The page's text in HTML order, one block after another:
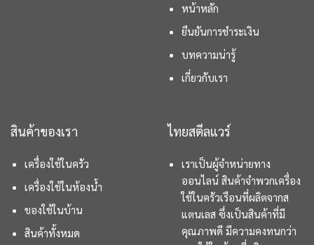
หน้าหลัก
ยืนยันการชำระเงิน
บทความน่ารู้
เกี่ยวกับเรา
สินค้าของเรา
เครื่องใช้ในครัว
เครื่องใช้ในห้องน้ำ
ของใช้ในบ้าน
สินค้าทั้งหมด
ไทยสตีลแวร์
เราเป็นผู้จำหน่ายทาง
ออนไลน์ สินค้าจำพวกเครื่อง
ใช้ในครัวเรือนที่ผลิตจากส
แตนเลส ซึ่งเป็นสินค้าที่มี
คุณภาพดี มีความคงทนกว่า